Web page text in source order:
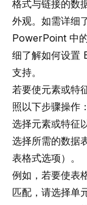
格式与链接的数
外观。如需详细
PowerPoint 中
细了解如何设置
支持。
若要使元素或特
照以下步骤操作：
选择元素或特征
选择所需的数据
表格式选项）。
例如，若要使表
匹配，请选择单